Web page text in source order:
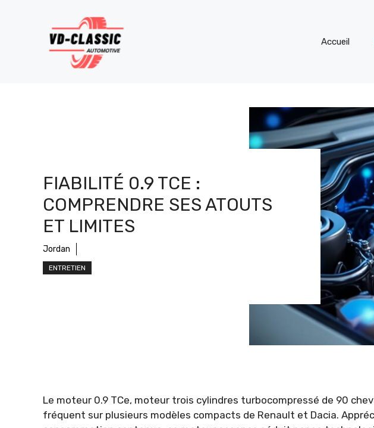
Accueil
FIABILITÉ 0.9 TCE :
COMPRENDRE SES ATOUTS
ET LIMITES
Jordan
ENTRETIEN
Le moteur 0.9 TCe, moteur trois cylindres turbocompressé de 90
fréquent sur plusieurs modèles compacts de Renault et Dacia.